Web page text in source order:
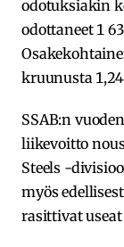
odotuksiakin
odottaneet 1
kruunusta
SSAB:n
liikevoitto
Steels -
myös
rasittivat